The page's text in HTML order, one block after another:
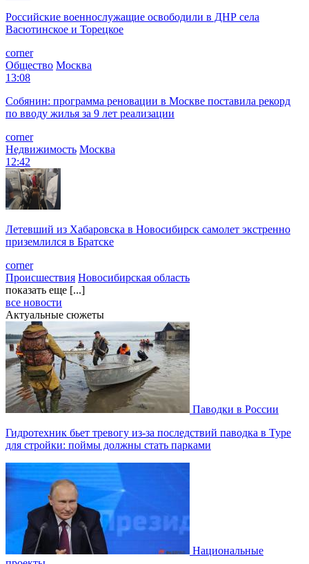
Российские военнослужащие освободили в ДНР села
Васютинское и Торецкое
corner
Общество Москва
13:08
Собянин: программа реновации в Москве поставила рекорд
по вводу жилья за 9 лет реализации
corner
Недвижимость Москва
12:42
Летевший из Хабаровска в Новосибирск самолет экстренно
приземлился в Братске
corner
Происшествия Новосибирская область
показать еще [...]
все новости
Актуальные сюжеты
Паводки в России
Гидротехник бьет тревогу из-за последствий паводка в Туре
для стройки: поймы должны стать парками
Национальные